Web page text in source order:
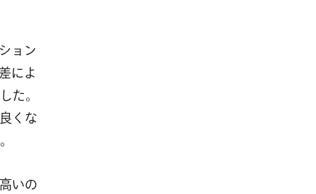
ョン
によ
。
くな
いの